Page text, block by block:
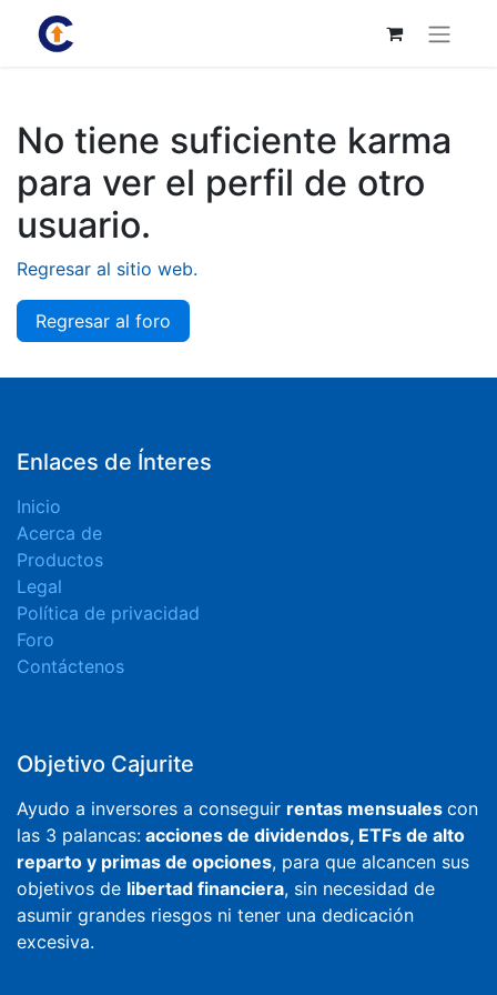
No tiene suficiente karma
para ver el perfil de otro
usuario.
Regresar al sitio web.
Regresar al foro
Enlaces de Ínteres
Inicio
Acerca de
Productos
Legal
Política de privacidad
Foro
Contáctenos
Objetivo Cajurite
Ayudo a inversores a conseguir rentas mensuales con
las 3 palancas: acciones de dividendos, ETFs de alto
reparto y primas de opciones, para que alcancen sus
objetivos de libertad financiera, sin necesidad de
asumir grandes riesgos ni tener una dedicación
excesiva.